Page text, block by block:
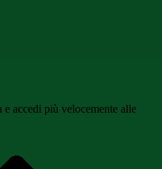
accedi più velocemente alle